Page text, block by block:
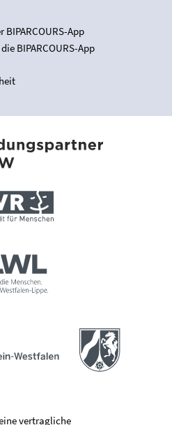
App
BIPARCOURS-App
vertragliche